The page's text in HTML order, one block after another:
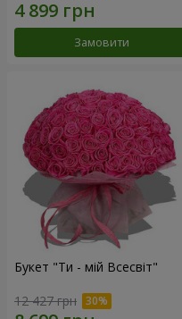
Замовити
Букет "Ти - мій Всесвіт"
12 427 грн